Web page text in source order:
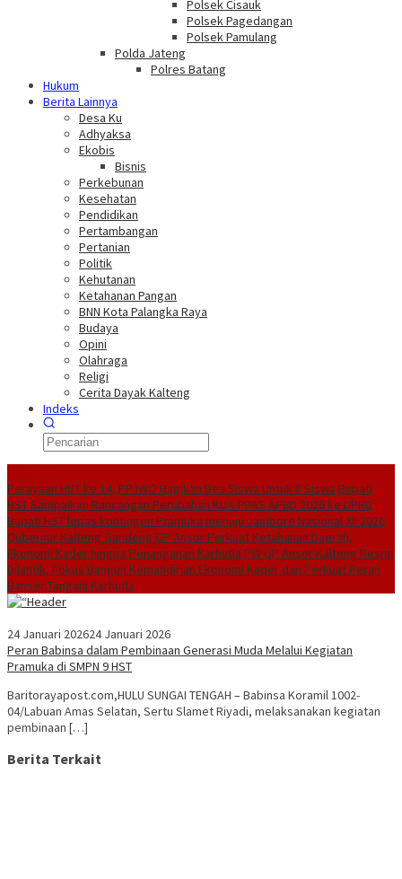
Polsek Cisauk
Polsek Pagedangan
Polsek Pamulang
Polda Jateng
Polres Batang
Hukum
Berita Lainnya
Desa Ku
Adhyaksa
Ekobis
Bisnis
Perkebunan
Kesehatan
Pendidikan
Pertambangan
Pertanian
Politik
Kehutanan
Ketahanan Pangan
BNN Kota Palangka Raya
Budaya
Opini
Olahraga
Religi
Cerita Dayak Kalteng
Indeks
Perayaan HUT ke 14, PP IWO Bagikan Bea Siswa Untuk 8 Siswa Bupati
HST Sampaikan Rancangan Perubahan KUA-PPAS APBD 2026 ke DPRD
Bupati HST lepas kontingen Pramuka menuju Jambore Nasional XII 2026
Gubernur Kalteng Gandeng GP Ansor Perkuat Ketahanan Daerah,
Ekonomi Kader hingga Penanganan Karhutla PW GP Ansor Kalteng Resmi
Dilantik, Fokus Bangun Kemandirian Ekonomi Kader dan Perkuat Peran
Banser Tangani Karhutla
24 Januari 202624 Januari 2026
Peran Babinsa dalam Pembinaan Generasi Muda Melalui Kegiatan
Pramuka di SMPN 9 HST
Baritorayapost.com,HULU SUNGAI TENGAH – Babinsa Koramil 1002-
04/Labuan Amas Selatan, Sertu Slamet Riyadi, melaksanakan kegiatan
pembinaan […]
Berita Terkait